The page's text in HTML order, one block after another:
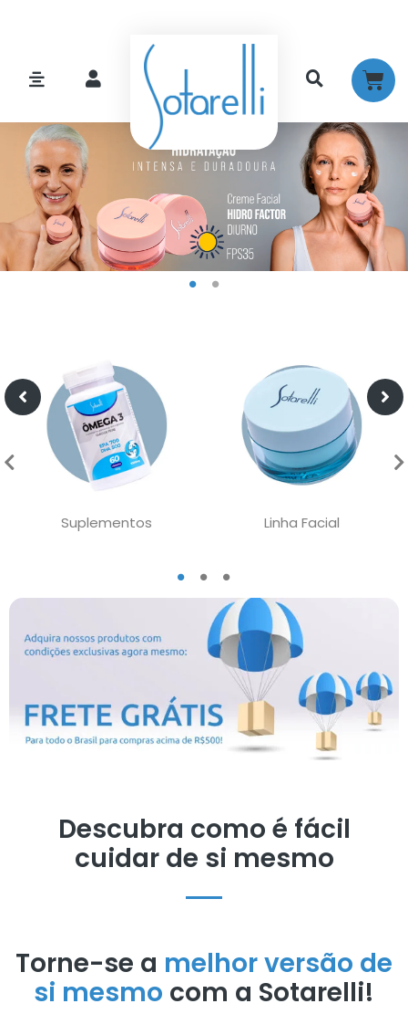
Suplementos Linha Facial
Descubra como é fácil
cuidar de si mesmo
Torne-se a melhor versão de
si mesmo com a Sotarelli!